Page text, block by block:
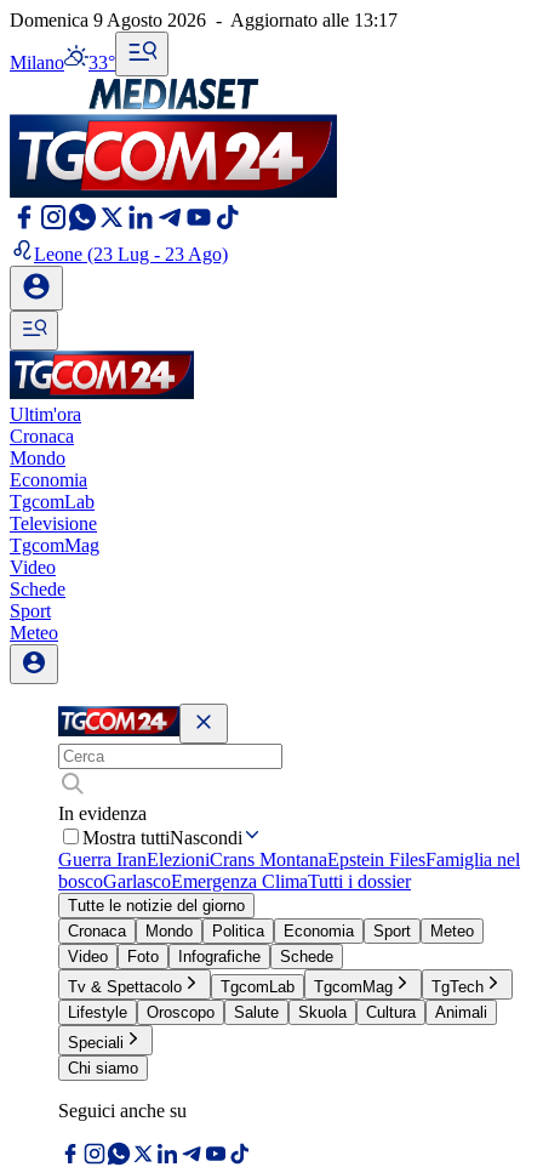
Domenica 9 Agosto 2026 - Aggiornato alle 13:17
Milano 33°
Leone (23 Lug - 23 Ago)
Ultim'ora
Cronaca
Mondo
Economia
TgcomLab
Televisione
TgcomMag
Video
Schede
Sport
Meteo
In evidenza
Mostra tuttiNascondi
Guerra IranElezioniCrans MontanaEpstein FilesFamiglia nel
boscoGarlascoEmergenza ClimaTutti i dossier
Tutte le notizie del giorno
Cronaca
Mondo Politica Economia Sport
Meteo
Video
Foto Infografiche
Schede
Tv & Spettacolo
TgcomLab TgcomMag
TgTech
Lifestyle
Oroscopo Salute Skuola Cultura
Animali
Speciali
Chi siamo
Seguici anche su